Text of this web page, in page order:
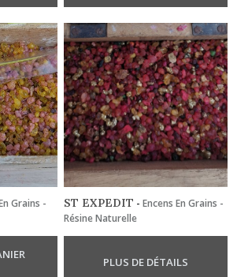
Grains -
ST EXPEDIT -Encens En Grains -
Résine Naturelle
PLUS DE DÉTAILS